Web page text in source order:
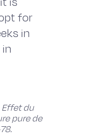
for
in
Effet du
pure de